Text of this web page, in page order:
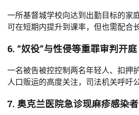
一所基督城学校向达到出勤目标的家
可在短期内提升到课率，但也需配合
6. “奴役”与性侵等重罪审判开庭
一名被告被控控制两名年轻人、扣押
人口贩运的高度关注，司法机关呼吁
7. 奥克兰医院急诊现麻疹感染